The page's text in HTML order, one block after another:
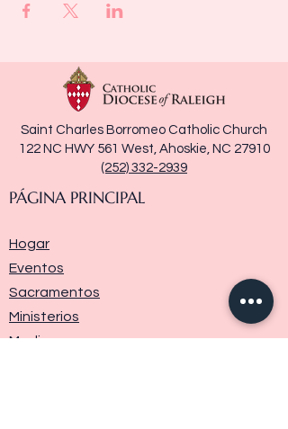
Saint Charles Borromeo Catholic Church
122 NC HWY 561 West, Ahoskie, NC 27910
(252) 332-2939
PÁGINA PRINCIPAL
Hogar
Eventos
Sacramentos
Ministerios
Media